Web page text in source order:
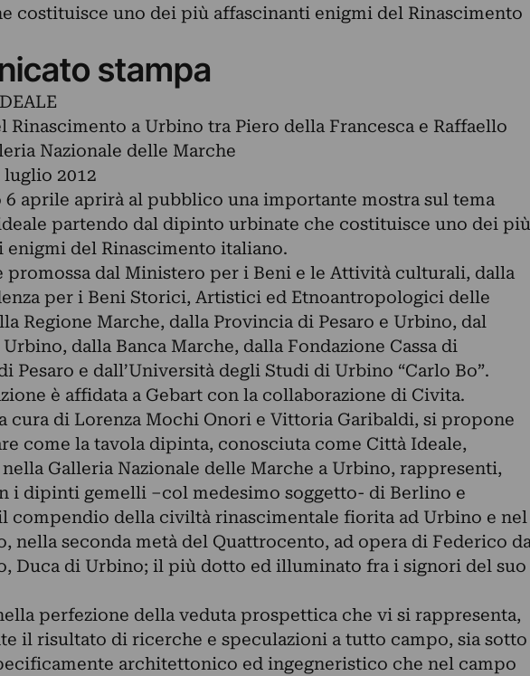
costituisce uno dei più affascinanti enigmi del Rinascimento
stampa
Rinascimento a Urbino tra Piero della Francesca e Raffaello
Nazionale delle Marche
2012
aprile aprirà al pubblico una importante mostra sul tema
partendo dal dipinto urbinate che costituisce uno dei più
enigmi del Rinascimento italiano.
promossa dal Ministero per i Beni e le Attività culturali, dalla
per i Beni Storici, Artistici ed Etnoantropologici delle
Regione Marche, dalla Provincia di Pesaro e Urbino, dal
dalla Banca Marche, dalla Fondazione Cassa di
Pesaro e dall’Università degli Studi di Urbino “Carlo Bo”.
è affidata a Gebart con la collaborazione di Civita.
cura di Lorenza Mochi Onori e Vittoria Garibaldi, si propone
come la tavola dipinta, conosciuta come Città Ideale,
Galleria Nazionale delle Marche a Urbino, rappresenti,
i dipinti gemelli –col medesimo soggetto- di Berlino e
compendio della civiltà rinascimentale fiorita ad Urbino e nel
nella seconda metà del Quattrocento, ad opera di Federico
Duca di Urbino; il più dotto ed illuminato fra i signori del suo
perfezione della veduta prospettica che vi si rappresenta,
il risultato di ricerche e speculazioni a tutto campo, sia sotto
architettonico ed ingegneristico che nel campo